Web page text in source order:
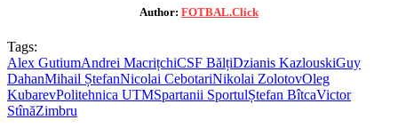
Author: FOTBAL.Click
Tags:
Alex GutiumAndrei MacrițchiCSF BălțiDzianis KazlouskiGuy
DahanMihail ȘtefanNicolai CebotariNikolai ZolotovOleg
KubarevPolitehnica UTMSpartanii SportulȘtefan BîtcaVictor
StînăZimbru